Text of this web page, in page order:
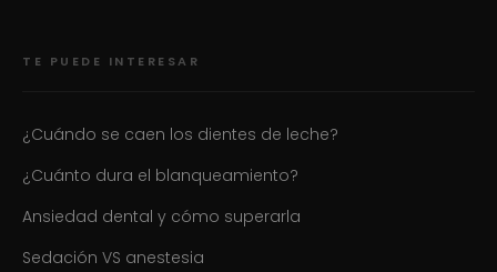
TE PUEDE INTERESAR
¿Cuándo se caen los dientes de leche?
¿Cuánto dura el blanqueamiento?
Ansiedad dental y cómo superarla
Sedación VS anestesia